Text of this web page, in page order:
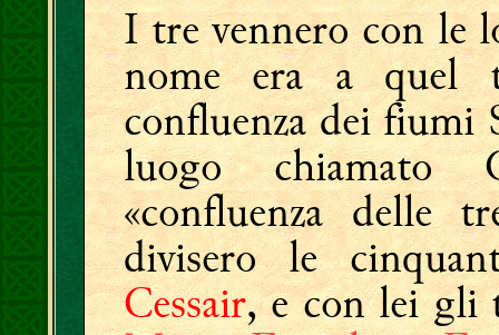
I tre vennero con le
nome era a quel
confluenza dei fiumi
luogo chiamato
«confluenza delle
divisero le
Cessair, e con lei gli